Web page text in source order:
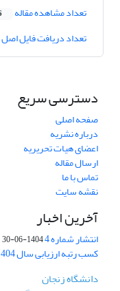
تعداد مشاهده مقاله
تعداد دریافت فایل اصل
دسترسی سریع
صفحه اصلی
درباره نشریه
اعضای هیات تحریریه
ارسال مقاله
تماس با ما
نقشه سایت
آخرین اخبار
انتشار شماره 4 1404-06-30
کسب رتبه ارزیابی سال 1404
دانشگاه زنجان